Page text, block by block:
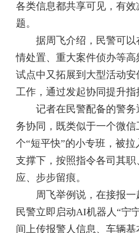
各类信息都共享可见，有
题。
据周飞介绍，民警可以
情处置、重大案件侦办等
试点中又拓展到大型活动
工作，通过发起协同提升指
记者在民警配备的警务
务协同，既类似于一个微
个“短平快”的小专班，被
支撑下，按照指令各司其
应、步步留痕。
周飞举例说，在接报一
民警立即启动AI机器人“宁
间上传报警人信息、车辆